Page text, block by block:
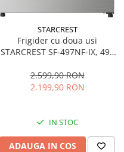
STARCREST
Frigider cu doua usi
STARCREST SF-497NF-IX, 497
Inverter, Clasa E, Display,
Functie super racire, Blocare
2.599,90 RON
2.199,90 RON
IN STOC
ADAUGA IN COS